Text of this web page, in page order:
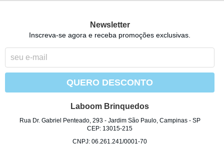
Newsletter
Inscreva-se agora e receba promoções exclusivas.
QUERO DESCONTO
Laboom Brinquedos
Rua Dr. Gabriel Penteado, 293- Jardim São Paulo, Campinas- SP
CEP: 13015-215
CNPJ: 06.261.241/0001-70